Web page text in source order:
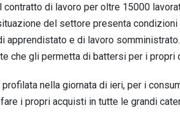
di lavoro per oltre 15000
del settore presenta
apprendistato e di lavoro
che gli permetta di battersi per i propri
nella giornata di ieri, per i
i propri acquisti in tutte le grandi